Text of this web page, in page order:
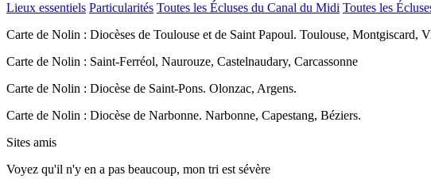
Lieux essentiels Particularités Toutes les Écluses du Canal du Midi Toutes les
Carte de Nolin : Diocèses de Toulouse et de Saint Papoul. Toulouse, Montgiscard,
Carte de Nolin : Saint-Ferréol, Naurouze, Castelnaudary, Carcassonne
Carte de Nolin : Diocèse de Saint-Pons. Olonzac, Argens.
Carte de Nolin : Diocèse de Narbonne. Narbonne, Capestang, Béziers.
Sites amis
Voyez qu'il n'y en a pas beaucoup, mon tri est sévère